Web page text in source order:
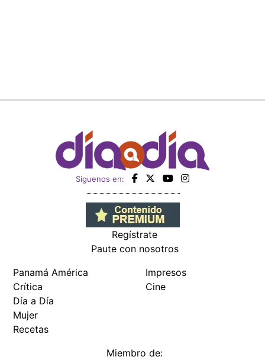
Siguenos en:
Regístrate
Paute con nosotros
Panamá América
Crítica
Día a Día
Mujer
Recetas
Impresos
Cine
Miembro de: